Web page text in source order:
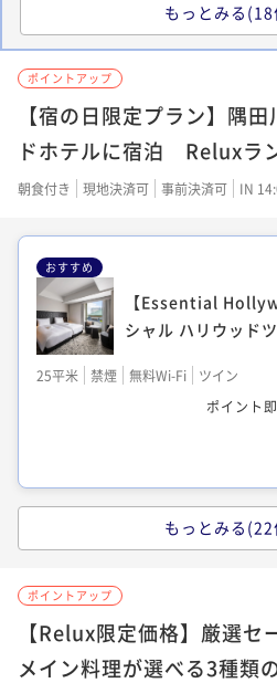
【Authentic
22平米 禁煙 無料Wi-Fi
ツイン
ポイント
ブル 禁煙
24平米 禁煙
【Essential Twin
25平米 禁煙
ポイント
もっとみる(18
ポイントアップ
【宿の日限定プラン】隅
ドホテルに宿泊 Reluxラ
朝食付き 現地決済可 事前決済可 IN
おすすめ
【Essential
シャル ハリウッド
25平米 禁煙 無料Wi-Fi
ツイン
ポイント
【Authentic
22平米 禁煙 無料Wi-Fi
ツイン
ポイント
もっとみる(22
ポイントアップ
【Relux限定価格】厳選セ
メイン料理が選べる3種類